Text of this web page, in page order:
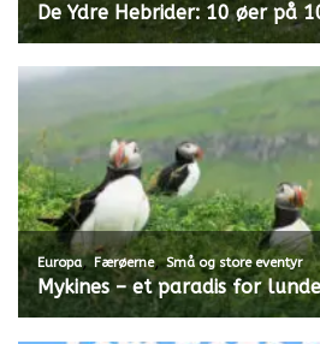
De Ydre Hebrider: 10 øer på
Europa,Færøerne,Små og store eventyr
Mykines – et paradis for